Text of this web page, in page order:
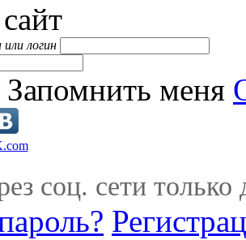
логин
Запомнить меня
соц. сети